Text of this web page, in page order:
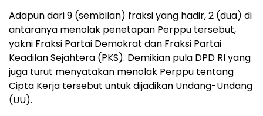
Adapun dari 9 (sembilan) fraksi yang hadir, 2 (dua) di
antaranya menolak penetapan Perppu tersebut,
yakni Fraksi Partai Demokrat dan Fraksi Partai
Keadilan Sejahtera (PKS). Demikian pula DPD RI yang
juga turut menyatakan menolak Perppu tentang
Cipta Kerja tersebut untuk dijadikan Undang-Undang
(UU).